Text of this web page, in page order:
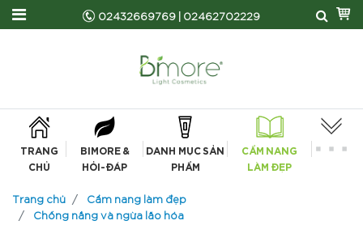
02432669769|02462702229
TRANG
CHỦ
BIMORE &
HỎI-ĐÁP
DANH MỤC SẢN
PHẨM
CẨM NANG
LÀM ĐẸP
Trang chủ Cẩm nang làm đẹp
Chống nắng và ngừa lão hóa